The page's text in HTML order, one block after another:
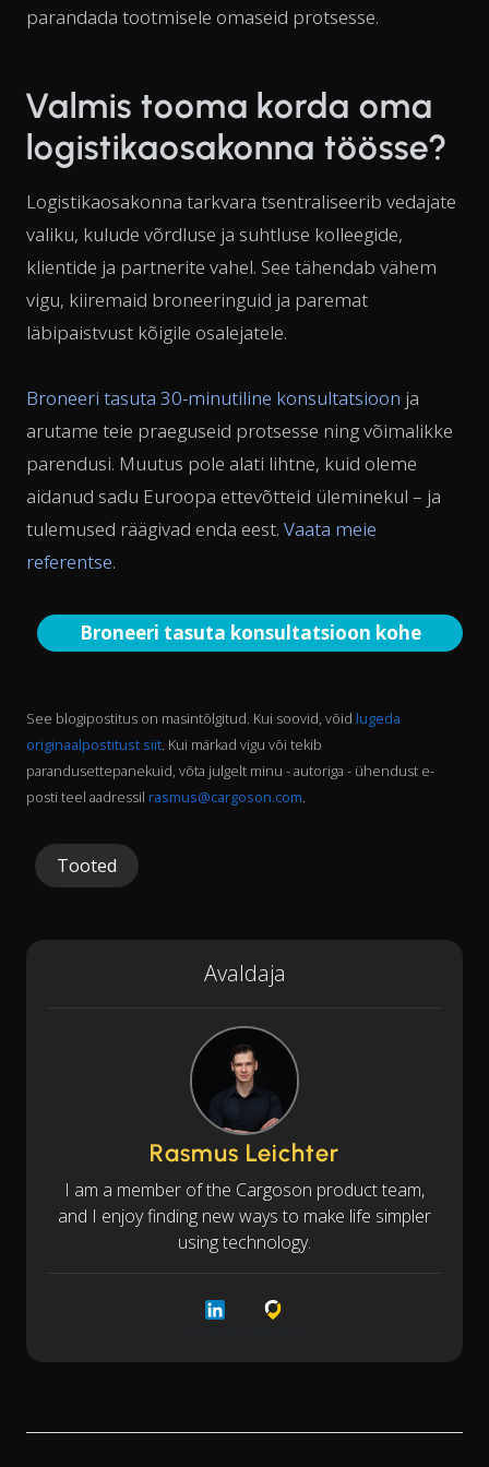
parandada tootmisele omaseid protsesse.
Valmis tooma korda oma
logistikaosakonna töösse?
Logistikaosakonna tarkvara tsentraliseerib vedajate
valiku, kulude võrdluse ja suhtluse kolleegide,
klientide ja partnerite vahel. See tähendab vähem
vigu, kiiremaid broneeringuid ja paremat
läbipaistvust kõigile osalejatele.
Broneeri tasuta 30-minutiline konsultatsioon ja
arutame teie praeguseid protsesse ning võimalikke
parendusi. Muutus pole alati lihtne, kuid oleme
aidanud sadu Euroopa ettevõtteid üleminekul – ja
tulemused räägivad enda eest. Vaata meie
referentse.
Broneeri tasuta konsultatsioon kohe
See blogipostitus on masintõlgitud. Kui soovid, võid lugeda
originaalpostitust siit. Kui märkad vigu või tekib
parandusettepanekuid, võta julgelt minu - autoriga - ühendust e-
posti teel aadressil rasmus@cargoson.com.
Tooted
Avaldaja
Rasmus Leichter
I am a member of the Cargoson product team,
and I enjoy finding new ways to make life simpler
using technology.